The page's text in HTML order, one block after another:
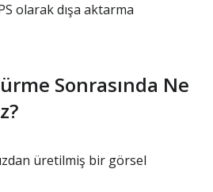
olarak dışa aktarma
Sonrasında Ne
üretilmiş bir görsel